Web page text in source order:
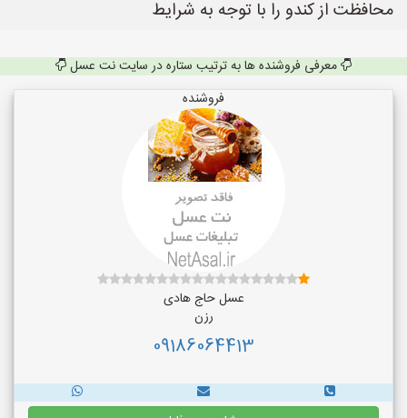
محافظت از کندو را با توجه به شرایط
معرفی فروشنده ها به ترتیب ستاره در سایت نت عسل
فروشنده
عسل حاج هادی
رزن
09186064413